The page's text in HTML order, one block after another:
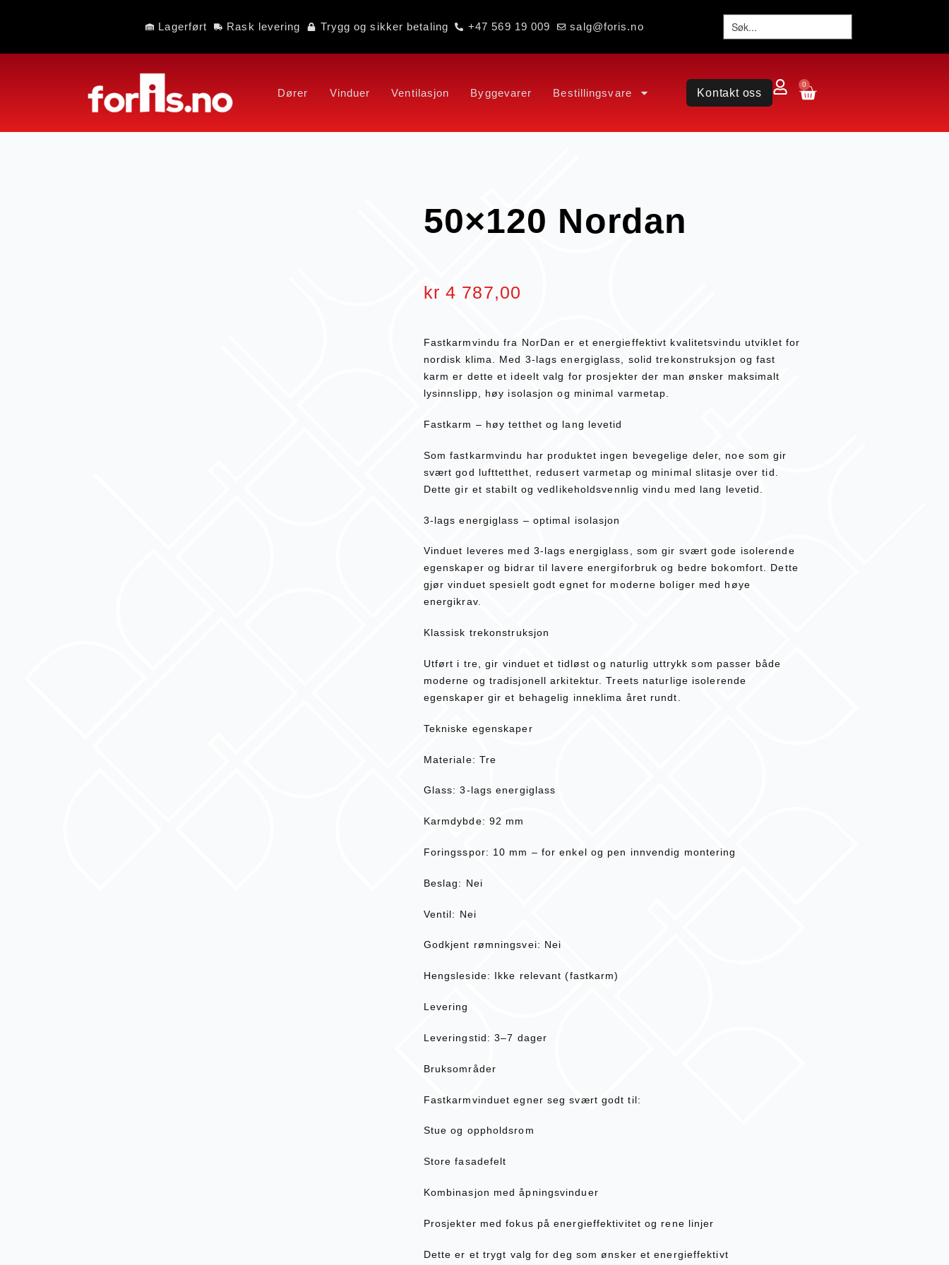
Lagerført Rask levering Trygg og sikker betaling +47 569 19 009 salg@foris.no
Dører Vinduer Ventilasjon Byggevarer Bestillingsvare Kontakt oss
0
50×120 Nordan
kr 4 787,00
Fastkarmvindu fra NorDan er et energieffektivt kvalitetsvindu utviklet for
nordisk klima. Med 3-lags energiglass, solid trekonstruksjon og fast
karm er dette et ideelt valg for prosjekter der man ønsker maksimalt
lysinnslipp, høy isolasjon og minimal varmetap.
Fastkarm – høy tetthet og lang levetid
Som fastkarmvindu har produktet ingen bevegelige deler, noe som gir
svært god lufttetthet, redusert varmetap og minimal slitasje over tid.
Dette gir et stabilt og vedlikeholdsvennlig vindu med lang levetid.
3-lags energiglass – optimal isolasjon
Vinduet leveres med 3-lags energiglass, som gir svært gode isolerende
egenskaper og bidrar til lavere energiforbruk og bedre bokomfort. Dette
gjør vinduet spesielt godt egnet for moderne boliger med høye
energikrav.
Klassisk trekonstruksjon
Utført i tre, gir vinduet et tidløst og naturlig uttrykk som passer både
moderne og tradisjonell arkitektur. Treets naturlige isolerende
egenskaper gir et behagelig inneklima året rundt.
Tekniske egenskaper
Materiale: Tre
Glass: 3-lags energiglass
Karmdybde: 92 mm
Foringsspor: 10 mm – for enkel og pen innvendig montering
Beslag: Nei
Ventil: Nei
Godkjent rømningsvei: Nei
Hengsleside: Ikke relevant (fastkarm)
Levering
Leveringstid: 3–7 dager
Bruksområder
Fastkarmvinduet egner seg svært godt til:
Stue og oppholdsrom
Store fasadefelt
Kombinasjon med åpningsvinduer
Prosjekter med fokus på energieffektivitet og rene linjer
Dette er et trygt valg for deg som ønsker et energieffektivt